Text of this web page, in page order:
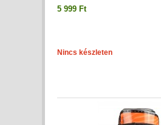
5 999 Ft
Nincs készleten